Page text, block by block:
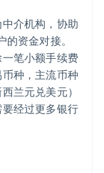
介机构，协助
资金对接。
笔小额手续费
种，主流币种
兰元兑美元）
经过更多银行